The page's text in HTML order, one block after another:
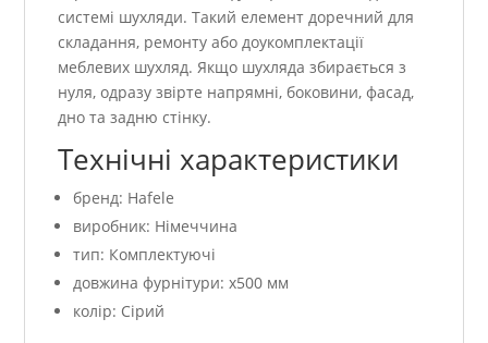
системі шухляди. Такий елемент доречний для
складання, ремонту або доукомплектації
меблевих шухляд. Якщо шухляда збирається з
нуля, одразу звірте напрямні, боковини, фасад,
дно та задню стінку.
Технічні характеристики
бренд: Hafele
виробник: Німеччина
тип: Комплектуючі
довжина фурнітури: x500 мм
колір: Сірий